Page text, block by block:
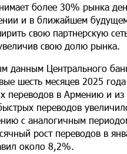
более 30% рынка
и в ближайшем
свою партнерскую
свою долю рынка.
данным Центрального
шесть месяцев 2025
переводов в Армению и из
переводов
с аналогичным
рост переводов в
около 8,2%.